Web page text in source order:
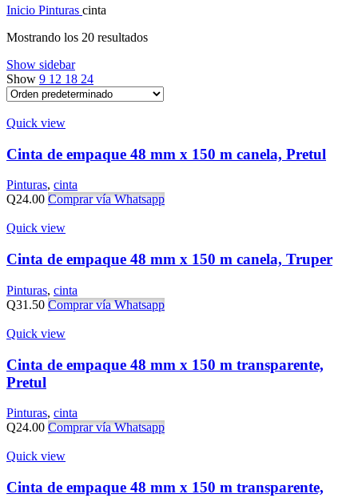
Inicio Pinturas cinta
Mostrando los 20 resultados
Show sidebar
Show 9 12 18 24
Quick view
Cinta de empaque 48 mm x 150 m canela, Pretul
Pinturas, cinta
Q24.00 Comprar vía Whatsapp
Quick view
Cinta de empaque 48 mm x 150 m canela, Truper
Pinturas, cinta
Q31.50 Comprar vía Whatsapp
Quick view
Cinta de empaque 48 mm x 150 m transparente,
Pretul
Pinturas, cinta
Q24.00 Comprar vía Whatsapp
Quick view
Cinta de empaque 48 mm x 150 m transparente,